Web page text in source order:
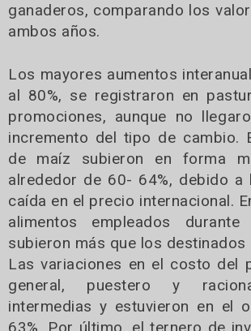
ganaderos, comparando los
ambos años.
Los mayores aumentos
al 80%, se registraron en
promociones, aunque no
incremento del tipo de cambio.
de maíz subieron en forma
alrededor de 60- 64%, debido a
caída en el precio internacional.
alimentos empleados
subieron más que los destinados
Las variaciones en el costo del
general, puestero y
intermedias y estuvieron en el